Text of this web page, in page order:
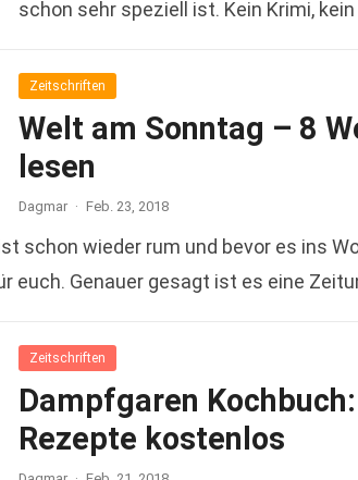
schon sehr speziell ist. Kein Krimi,
Zeitschriften
Welt am Sonntag – 8
lesen
Dagmar · Feb. 23, 2018
schon wieder rum und bevor es ins
euch. Genauer gesagt ist es eine
Zeitschriften
Dampfgaren
Rezepte kostenlos